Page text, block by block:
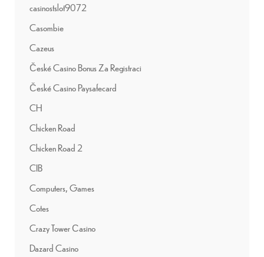
casinostslot9072
Casombie
Cazeus
České Casino Bonus Za Registraci
České Casino Paysafecard
CH
Chicken Road
Chicken Road 2
CIB
Computers, Games
Cotes
Crazy Tower Сasino
Dazard Casino